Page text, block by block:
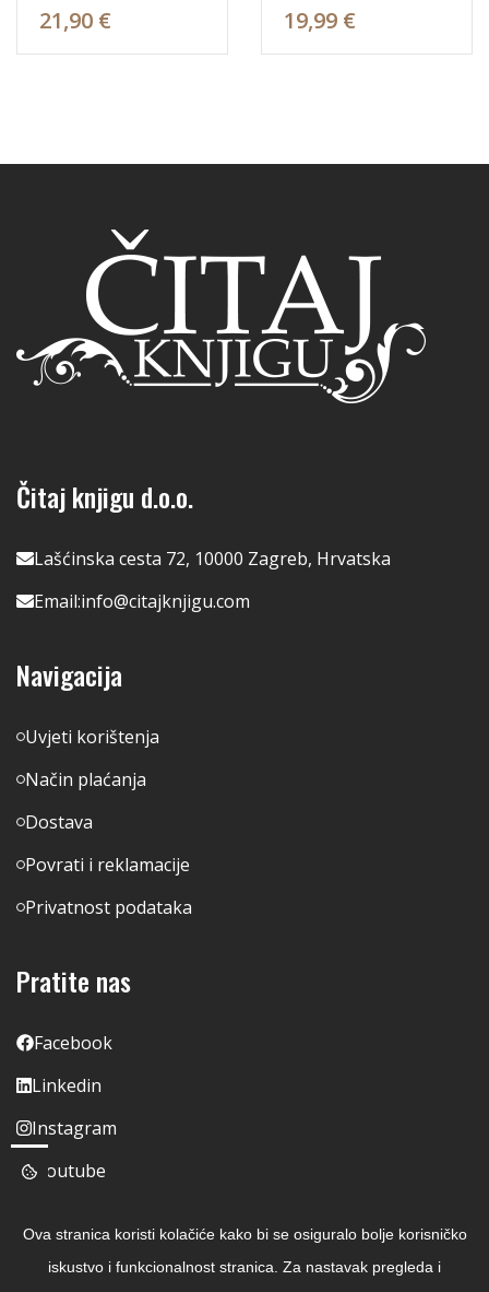
21,90 € 19,99 €
Čitaj knjigu d.o.o.
Lašćinska cesta 72, 10000 Zagreb, Hrvatska
Email:info@citajknjigu.com
Navigacija
Uvjeti korištenja
Način plaćanja
Dostava
Povrati i reklamacije
Privatnost podataka
Pratite nas
Facebook
Linkedin
Instagram
Youtube
Ova stranica koristi kolačiće kako bi se osiguralo bolje korisničko
iskustvo i funkcionalnost stranica. Za nastavak pregleda i